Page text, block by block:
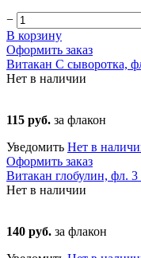
−
В корзину
Оформить заказ
Витакан С сыворотка,
Нет в наличии
115 руб. за флакон
Уведомить Нет в
Оформить заказ
Витакан глобулин, фл.
Нет в наличии
140 руб. за флакон